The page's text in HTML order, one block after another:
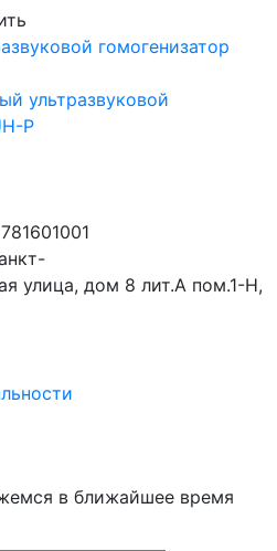
ультразвуковой
P
улица, дом 8 лит.А пом.1-Н,
в ближайшее время